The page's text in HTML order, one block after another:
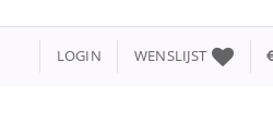
LOGIN WENSLIJST